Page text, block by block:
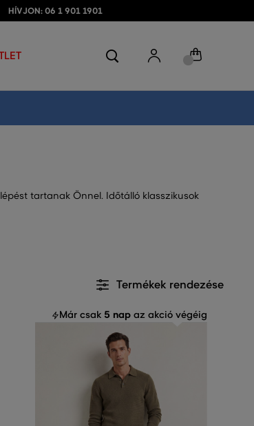
HÍVJON: 06 1 901 1901
tartanak Önnel. Időtálló klasszikusok
Termékek rendezése
Már csak 5 napaz akció végéig